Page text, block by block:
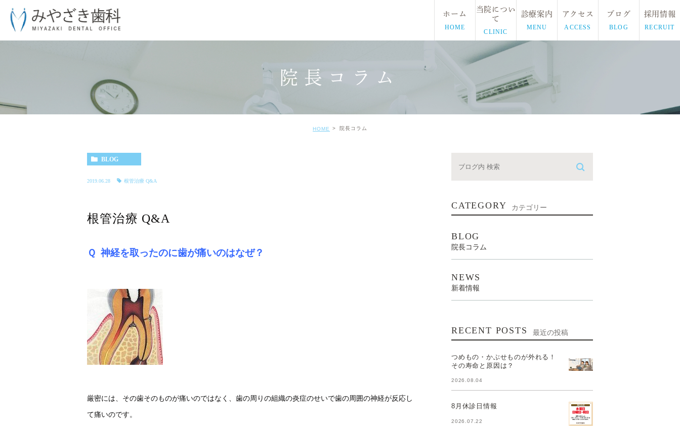
ホーム
HOME
当院につい
て
CLINIC
診療案内
MENU
アクセス
ACCESS
ブログ
BLOG
採用情報
RECRUIT
院長コラム
HOME 院長コラム
BLOG
2019.06.28 根管治療 Q&A
根管治療 Q&A
Ｑ 神経を取ったのに歯が痛いのはなぜ？
厳密には、その歯そのものが痛いのではなく、歯の周りの組織の炎症のせいで歯の周囲の神経が反応し
て痛いのです。
CATEGORY カテゴリー
BLOG
院長コラム
NEWS
新着情報
RECENT POSTS 最近の投稿
つめもの・かぶせものが外れる！
その寿命と原因は？
2026.08.04
8月休診日情報
2026.07.22